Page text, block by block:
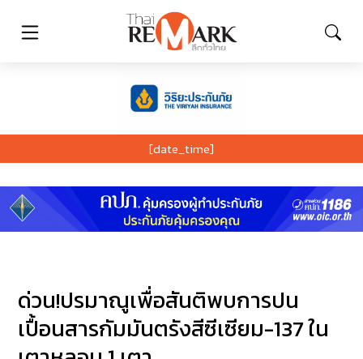
[date_time]
ด่วน!ปรมาณูเพื่อสันติพบการปน
เปื้อนสารกัมมันตรังสีซีเซียม-137 ใน